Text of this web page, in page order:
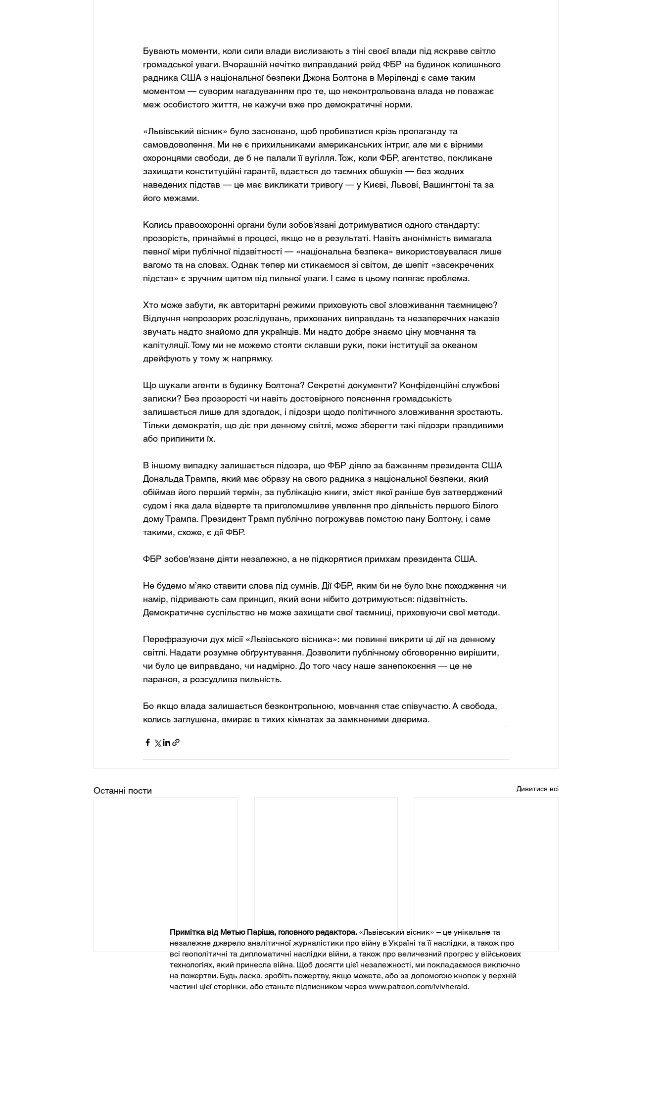
Бувають моменти, коли сили влади вислизають з тіні своєї влади під яскраве світло
громадської уваги. Вчорашній нечітко виправданий рейд ФБР на будинок колишнього
радника США з національної безпеки Джона Болтона в Меріленді є саме таким
моментом — суворим нагадуванням про те, що неконтрольована влада не поважає
меж особистого життя, не кажучи вже про демократичні норми.
«Львівський вісник» було засновано, щоб пробиватися крізь пропаганду та
самовдоволення. Ми не є прихильниками американських інтриг, але ми є вірними
охоронцями свободи, де б не палали її вугілля. Тож, коли ФБР, агентство, покликане
захищати конституційні гарантії, вдається до таємних обшуків — без жодних
наведених підстав — це має викликати тривогу — у Києві, Львові, Вашингтоні та за
його межами.
Колись правоохоронні органи були зобов'язані дотримуватися одного стандарту:
прозорість, принаймні в процесі, якщо не в результаті. Навіть анонімність вимагала
певної міри публічної підзвітності — «національна безпека» використовувалася лише
вагомо та на словах. Однак тепер ми стикаємося зі світом, де шепіт «засекречених
підстав» є зручним щитом від пильної уваги. І саме в цьому полягає проблема.
Хто може забути, як авторитарні режими приховують свої зловживання таємницею?
Відлуння непрозорих розслідувань, прихованих виправдань та незаперечних наказів
звучать надто знайомо для українців. Ми надто добре знаємо ціну мовчання та
капітуляції. Тому ми не можемо стояти склавши руки, поки інституції за океаном
дрейфують у тому ж напрямку.
Що шукали агенти в будинку Болтона? Секретні документи? Конфіденційні службові
записки? Без прозорості чи навіть достовірного пояснення громадськість
залишається лише для здогадок, і підозри щодо політичного зловживання зростають.
Тільки демократія, що діє при денному світлі, може зберегти такі підозри правдивими
або припинити їх.
В іншому випадку залишається підозра, що ФБР діяло за бажанням президента США
Дональда Трампа, який має образу на свого радника з національної безпеки, який
обіймав його перший термін, за публікацію книги, зміст якої раніше був затверджений
судом і яка дала відверте та приголомшливе уявлення про діяльність першого Білого
дому Трампа. Президент Трамп публічно погрожував помстою пану Болтону, і саме
такими, схоже, є дії ФБР.
ФБР зобов'язане діяти незалежно, а не підкорятися примхам президента США.
Не будемо м’яко ставити слова під сумнів. Дії ФБР, яким би не було їхнє походження чи
намір, підривають сам принцип, який вони нібито дотримуються: підзвітність.
Демократичне суспільство не може захищати свої таємниці, приховуючи свої методи.
Перефразуючи дух місії «Львівського вісника»: ми повинні викрити ці дії на денному
світлі. Надати розумне обґрунтування. Дозволити публічному обговоренню вирішити,
чи було це виправдано, чи надмірно. До того часу наше занепокоєння — це не
параноя, а розсудлива пильність.
Бо якщо влада залишається безконтрольною, мовчання стає співучастю. А свобода,
колись заглушена, вмирає в тихих кімнатах за замкненими дверима.
Останні пости Дивитися всі
Примітка від Метью Паріша, головного редактора. «Львівський вісник» – це унікальне та
незалежне джерело аналітичної журналістики про війну в Україні та її наслідки, а також про
всі геополітичні та дипломатичні наслідки війни, а також про величезний прогрес у військових
технологіях, який принесла війна. Щоб досягти цієї незалежності, ми покладаємося виключно
на пожертви. Будь ласка, зробіть пожертву, якщо можете, або за допомогою кнопок у верхній
частині цієї сторінки, або станьте підписником через www.patreon.com/lvivherald.